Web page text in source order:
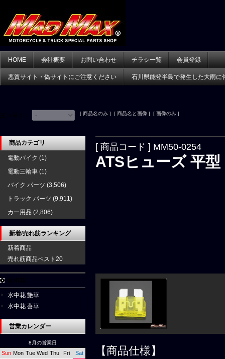
HOME 会社概要 お問い合わせ チラシ一覧 会員登録
悪質サイト・偽サイトにご注意ください 石川県能登半島で発生した大雨に
[ 商品名のみ ] [ 商品名と画像 ] [ 画像のみ ]
[ 商品コード ] MM50-0254
ATSヒューズ 平
【商品仕様】
商品カテゴリ
電動バイク (1)
電動三輪車 (1)
バイク パーツ (3,506)
トラック パーツ (9,911)
カー用品 (2,806)
新着/売れ筋ランキング
新着商品
売れ筋商品ベスト20
水中花 艶華
水中花 蒼華
営業カレンダー
8月の営業日
Sun Mon Tue Wed Thu Fri Sat